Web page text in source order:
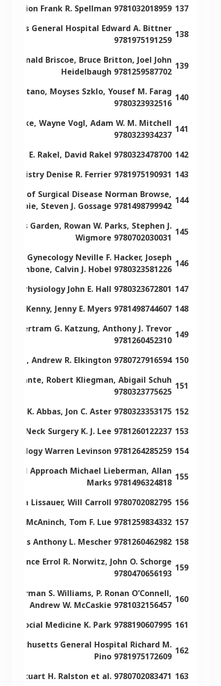
137
Frank R. Spellman 9781032018959
138
General Hospital Edward A. Bittner
9781975191259
139
Donald Briscoe, Bruce Britton, Joel John
Heidelbaugh 9781259587702
140
Moyses Szklo, Yousef M. Farag
9780323932516
141
Drake, Wayne Vogl, Adam W. M. Mitchell
9780323934237
142
E. Rakel, David Rakel 9780323478700
143
Denise R. Ferrier 9781975190931
144
of Surgical Disease Norman Browse,
Steven J. Gossage 9781498799942
145
Garden, Rowan W. Parks, Stephen J.
Wigmore 9780702030031
146
Gynecology Neville F. Hacker, Joseph
C. Gambone, Calvin J. Hobel 9780323581226
147
Physiology John E. Hall 9780323672801
148
C. Kenny, Jenny E. Myers 9781498744607
149
Bertram G. Katzung, Anthony J. Trevor
9781260452310
150
Shah, Andrew R. Elkington 9780727916594
151
Robert Kliegman, Abigail Schuh
9780323775625
152
K. Abbas, Jon C. Aster 9780323353175
153
Neck Surgery K. J. Lee 9781260122237
154
Warren Levinson 9781264285259
155
Approach Michael Lieberman, Allan
Marks 9781496324818
156
Lissauer, Will Carroll 9780702082795
157
W. McAninch, Tom F. Lue 9781259834332
158
Atlas Anthony L. Mescher 9781260462982
159
Glance Errol R. Norwitz, John O. Schorge
9780470656193
160
Norman S. Williams, P. Ronan O’Connell,
Andrew W. McCaskie 9781032156457
161
Social Medicine K. Park 9788190607995
162
General Hospital Richard M.
Pino 9781975172609
163
Stuart H. Ralston et al. 9780702083471